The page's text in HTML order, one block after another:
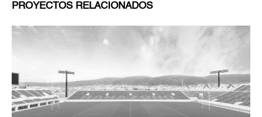
PROYECTOS RELACIONADOS